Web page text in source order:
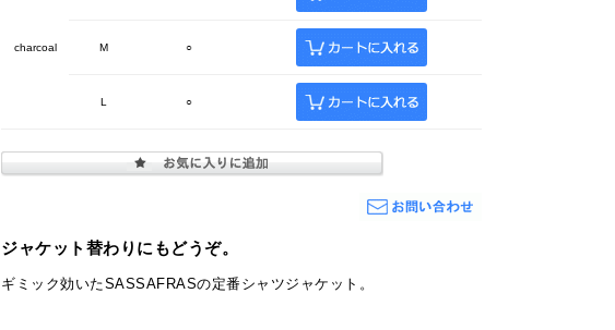
charcoal M ○
L ○
ジャケット替わりにもどうぞ。
ギミック効いたSASSAFRASの定番シャツジャケット。